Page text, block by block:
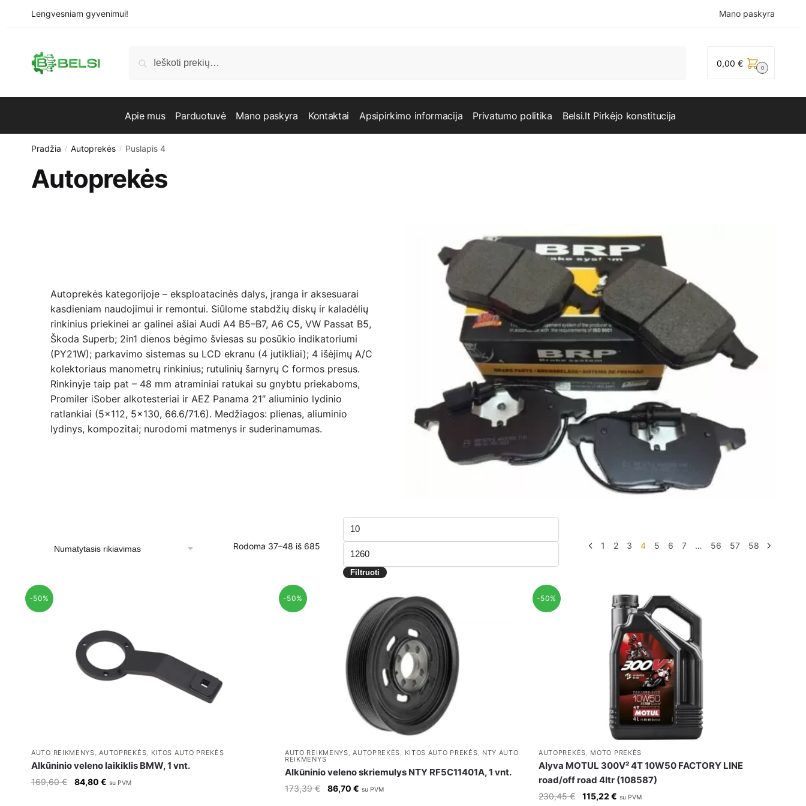
Lengvesniam gyvenimui! Mano paskyra
Ieškoti 0,00 € 0
Apie mus Parduotuvė Mano paskyra Kontaktai Apsipirkimo informacija Privatumo politika Belsi.lt Pirkėjo konstitucija
Pradžia / Autoprekės / Puslapis 4
Autoprekės
Autoprekės kategorijoje – eksploatacinės dalys, įranga ir aksesuarai
kasdieniam naudojimui ir remontui. Siūlome stabdžių diskų ir kaladėlių
rinkinius priekinei ar galinei ašiai Audi A4 B5–B7, A6 C5, VW Passat B5,
Škoda Superb; 2in1 dienos bėgimo šviesas su posūkio indikatoriumi
(PY21W); parkavimo sistemas su LCD ekranu (4 jutikliai); 4 išėjimų A/C
kolektoriaus manometrų rinkinius; rutulinių šarnyrų C formos presus.
Rinkinyje taip pat – 48 mm atraminiai ratukai su gnybtu priekaboms,
Promiler iSober alkotesteriai ir AEZ Panama 21″ aliuminio lydinio
ratlankiai (5×112, 5×130, 66.6/71.6). Medžiagos: plienas, aliuminio
lydinys, kompozitai; nurodomi matmenys ir suderinamumas.
Rodoma 37–48 iš 685
Filtruoti
pagal
kainą
Min
kaina
Maks
kaina
Filtruoti
1 2 3 4 5 6 7 … 56 57 58
-50%
AUTO REIKMENYS ,AUTOPREKĖS KITOS AUTO PREKĖS
Alkūninio veleno laikiklis BMW, 1 vnt.
169,60€
Original
84,80 € Current
su PVM
-50%
AUTO REIKMENYS ,AUTOPREKĖS KITOS AUTO PREKĖS NTY AUTO
REIKMENYS
Alkūninio veleno skriemulys NTY RF5C11401A, 1 vnt.
173,39€
Original
86,70 €Current
su PVM
-50%
AUTOPREKĖS MOTO PREKĖS
Alyva MOTUL 300V² 4T 10W50 FACTORY LINE
road/off road 4ltr (108587)
230,45€
Original
115,22 €Current
su PVM